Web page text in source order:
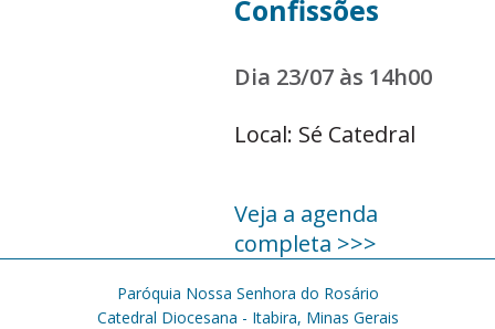
Confissões
Dia 23/07 às 14h00
Local: Sé Catedral
Veja a agenda
completa >>>
Paróquia Nossa Senhora do Rosário
Catedral Diocesana - Itabira, Minas Gerais